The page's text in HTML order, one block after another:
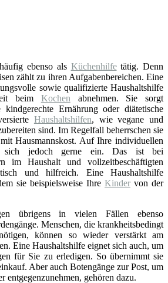
ebenso als Küchenhilfetätig. Denn
zählt zu ihren Aufgabenbereichen. Eine
sowie qualifizierte Haushaltshilfe
beim Kochen abnehmen. Sie sorgt
kindgerechte Ernährung oder diätetische
Haushaltshilfen, wie vegane und
sind. Im Regelfall beherrschen sie
Hausmannskost. Auf Ihre individuellen
jedoch gerne ein. Das ist bei
im Haushalt und vollzeitbeschäftigten
und hilfreich. Eine Haushaltshilfe
sie beispielsweise Ihre Kinder von der
übrigens in vielen Fällen ebenso
Menschen, die krankheitsbedingt
können so wieder verstärkt am
Eine Haushaltshilfe eignet sich auch, um
für Sie zu erledigen. So übernimmt sie
Aber auch Botengänge zur Post, um
entgegenzunehmen, gehören dazu.